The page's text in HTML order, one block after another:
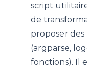
script
de
proposer
(argparse,
fonctions). Il